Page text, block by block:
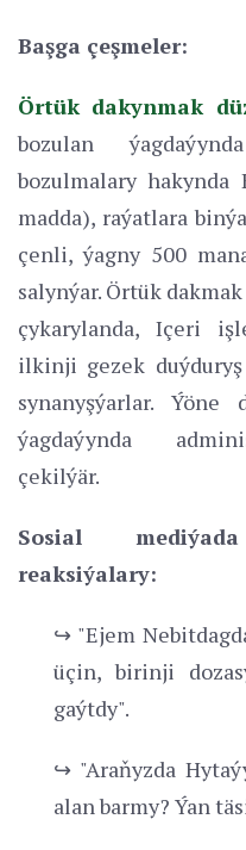
Başga çeşmeler:
Örtük dakynmak
bozulan
bozulmalary hakynda
madda), raýatlara
çenli, ýagny 500
salynýar. Örtük
çykarylanda, Içeri
ilkinji gezek
synanyşýarlar. Ýöne
ýagdaýynda
çekilýär.
Sosial
reaksiýalary:
↪ "Ejem
üçin, birinji
gaýtdy".
↪ "Araňyzda
alan barmy? Ýan